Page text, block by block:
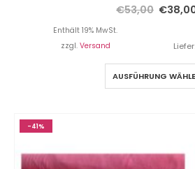
€53,00 €
Enthält 19% MwSt.
zzgl. Versand
AUSFÜHRUNG
-41%